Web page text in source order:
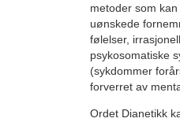
metoder som
uønskede
følelser,
psykosomatiske
(sykdommer
forverret av
Ordet Dianetikk